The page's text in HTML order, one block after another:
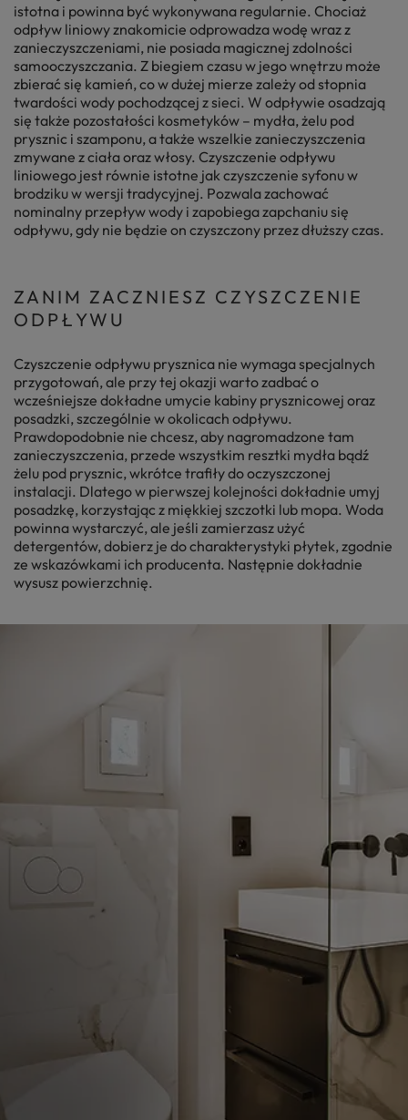
istotna i powinna być wykonywana regularnie. Chociaż
odpływ liniowy znakomicie odprowadza wodę wraz z
zanieczyszczeniami, nie posiada magicznej zdolności
samooczyszczania. Z biegiem czasu w jego wnętrzu może
zbierać się kamień, co w dużej mierze zależy od stopnia
twardości wody pochodzącej z sieci. W odpływie osadzają
się także pozostałości kosmetyków – mydła, żelu pod
prysznic i szamponu, a także wszelkie zanieczyszczenia
zmywane z ciała oraz włosy. Czyszczenie odpływu
liniowego jest równie istotne jak czyszczenie syfonu w
brodziku w wersji tradycyjnej. Pozwala zachować
nominalny przepływ wody i zapobiega zapchaniu się
odpływu, gdy nie będzie on czyszczony przez dłuższy czas.
ZANIM ZACZNIESZ CZYSZCZENIE
ODPŁYWU
Czyszczenie odpływu prysznica nie wymaga specjalnych
przygotowań, ale przy tej okazji warto zadbać o
wcześniejsze dokładne umycie kabiny prysznicowej oraz
posadzki, szczególnie w okolicach odpływu.
Prawdopodobnie nie chcesz, aby nagromadzone tam
zanieczyszczenia, przede wszystkim resztki mydła bądź
żelu pod prysznic, wkrótce trafiły do oczyszczonej
instalacji. Dlatego w pierwszej kolejności dokładnie umyj
posadzkę, korzystając z miękkiej szczotki lub mopa. Woda
powinna wystarczyć, ale jeśli zamierzasz użyć
detergentów, dobierz je do charakterystyki płytek, zgodnie
ze wskazówkami ich producenta. Następnie dokładnie
wysusz powierzchnię.